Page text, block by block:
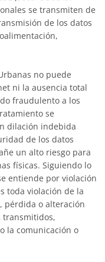
se transmiten de
de los datos
no puede
ni la ausencia total
fraudulento a los
se
dilación indebida
de los datos
un alto riesgo para
físicas. Siguiendo lo
entiende por violación
toda violación de la
pérdida o alteración
transmitidos,
la comunicación o